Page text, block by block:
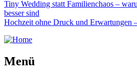
Tiny Wedding statt Familienchaos –
besser sind
Hochzeit ohne Druck und Erwartungen
Menü